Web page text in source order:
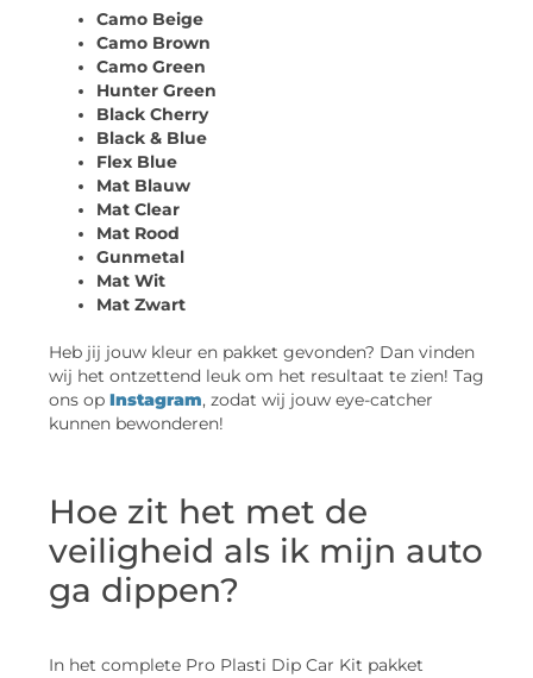
Camo Beige
Camo Brown
Camo Green
Hunter Green
Black Cherry
Black & Blue
Flex Blue
Mat Blauw
Mat Clear
Mat Rood
Gunmetal
Mat Wit
Mat Zwart
Heb jij jouw kleur en pakket gevonden? Dan vinden
wij het ontzettend leuk om het resultaat te zien! Tag
ons op Instagram, zodat wij jouw eye-catcher
kunnen bewonderen!
Hoe zit het met de
veiligheid als ik mijn auto
ga dippen?
In het complete Pro Plasti Dip Car Kit pakket